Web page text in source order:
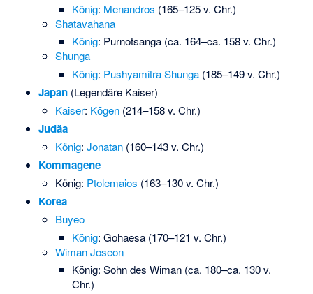
König: Menandros (165–125 v. Chr.)
Shatavahana
König: Purnotsanga (ca. 164–ca. 158 v. Chr.)
Shunga
König: Pushyamitra Shunga (185–149 v. Chr.)
Japan(Legendäre Kaiser)
Kaiser: Kōgen (214–158 v. Chr.)
Judäa
König:Jonatan (160–143 v. Chr.)
Kommagene
König: Ptolemaios (163–130 v. Chr.)
Korea
Buyeo
König:Gohaesa (170–121 v. Chr.)
Wiman Joseon
König: Sohn des Wiman (ca. 180–ca. 130 v.
Chr.)